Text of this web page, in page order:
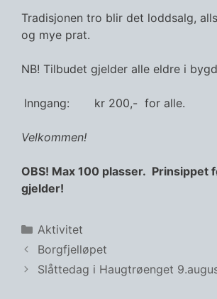
Tradisjonen tro blir det loddsalg,
og mye prat.
NB! Tilbudet gjelder alle eldre i
Inngang: kr 200,- for alle.
Velkommen!
OBS! Max 100 plasser. Prinsippet
gjelder!
Kategorier
Aktivitet
Borgfjelløpet
Slåttedag i Haugtrøenget